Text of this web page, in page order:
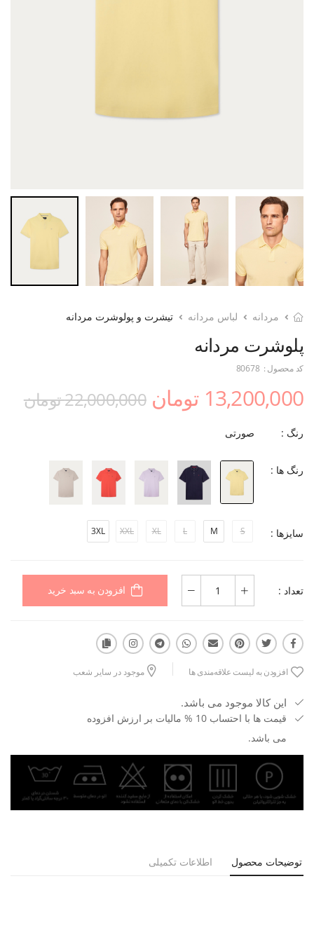
مردانه لباس مردانه تیشرت و پولوشرت مردانه
پلوشرت مردانه
کد محصول : 80678
13,200,000 تومان 22,000,000 تومان
رنگ : صورتی
رنگ ها :
سایزها : S
M
L
XL
XXL
3XL
تعداد : افزودن به سبد خرید
افزودن به لیست علاقه‌مندی ها موجود در سایر شعب
این کالا موجود می باشد.
قیمت ها با احتساب 10 % مالیات بر ارزش افزوده
می باشد.
توضیحات محصول اطلاعات تکمیلی